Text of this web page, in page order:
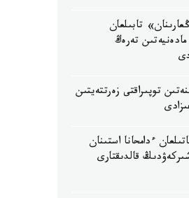
تابىلعان
تەرەڭ
توپىراقتى زەرتتەيتىن
ءدامحانا استىنان
شىركەۋدىڭ قالدىقتارى